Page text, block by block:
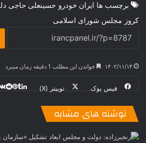
برچسب ها ایران خودرو حسینعلی حاجی
کروز مجلس شورای اسلامی
۱۴۰۲/۱۱/۱۴ خواندن این مطلب 1 دقیقه زمان میبرد
فیس بوک توییتر (X)
نوشته های مشابه